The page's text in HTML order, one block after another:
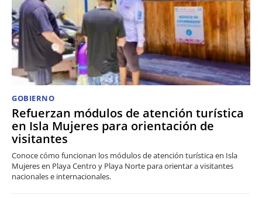
GOBIERNO
Refuerzan módulos de atención turística
en Isla Mujeres para orientación de
visitantes
Conoce cómo funcionan los módulos de atención turística en Isla
Mujeres en Playa Centro y Playa Norte para orientar a visitantes
nacionales e internacionales.